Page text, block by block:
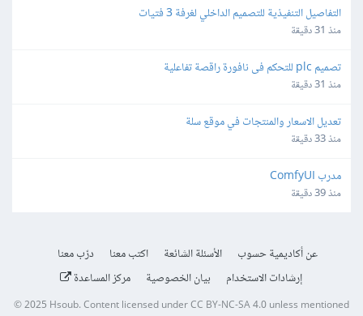
التفاصيل التنفيذية للتصميم الداخلي لغرفة 3 فتيات
منذ 31 دقيقة
تصميم plc للتحكم فى نافورة راقصة تفاعلية
منذ 31 دقيقة
تعديل الاسعار والمنتجات في موقع سلة
منذ 33 دقيقة
مدرب ComfyUI
منذ 39 دقيقة
عن أكاديمية حسوب الأسئلة الشائعة اكتب معنا
درّب معنا
إرشادات الاستخدام
بيان الخصوصية مركز المساعدة
© 2025 Hsoub.Content licensed underCC BY-NC-SA 4.0unless mentioned